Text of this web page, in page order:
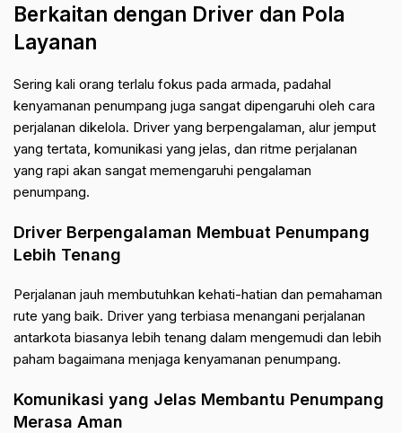
Berkaitan dengan Driver dan Pola
Layanan
Sering kali orang terlalu fokus pada armada, padahal
kenyamanan penumpang juga sangat dipengaruhi oleh cara
perjalanan dikelola. Driver yang berpengalaman, alur jemput
yang tertata, komunikasi yang jelas, dan ritme perjalanan
yang rapi akan sangat memengaruhi pengalaman
penumpang.
Driver Berpengalaman Membuat Penumpang
Lebih Tenang
Perjalanan jauh membutuhkan kehati-hatian dan pemahaman
rute yang baik. Driver yang terbiasa menangani perjalanan
antarkota biasanya lebih tenang dalam mengemudi dan lebih
paham bagaimana menjaga kenyamanan penumpang.
Komunikasi yang Jelas Membantu Penumpang
Merasa Aman